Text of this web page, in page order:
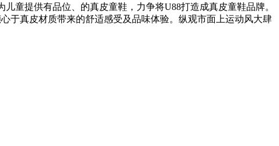
童提供有品位、的真皮童鞋，力争将U88打造成真皮童鞋品牌。
于真皮材质带来的舒适感受及品味体验。纵观市面上运动风大肆